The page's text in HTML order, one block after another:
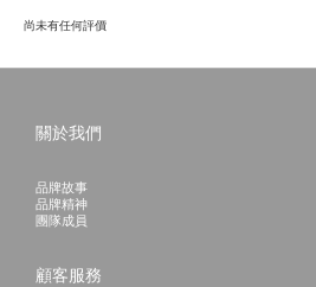
尚未有任何評價
關於我們
品牌故事
品牌精神
團隊成員
顧客服務